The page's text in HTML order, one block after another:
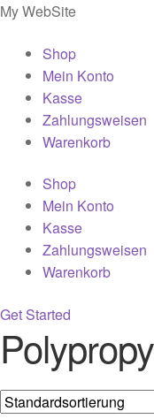
My WebSite
Shop
Mein Konto
Kasse
Zahlungsweisen
Warenkorb
Shop
Mein Konto
Kasse
Zahlungsweisen
Warenkorb
Get Started